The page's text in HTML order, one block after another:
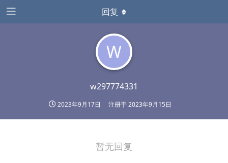
W
w297774331
2023年9月17日 注册于2023年9月15日
回复
暂无回复